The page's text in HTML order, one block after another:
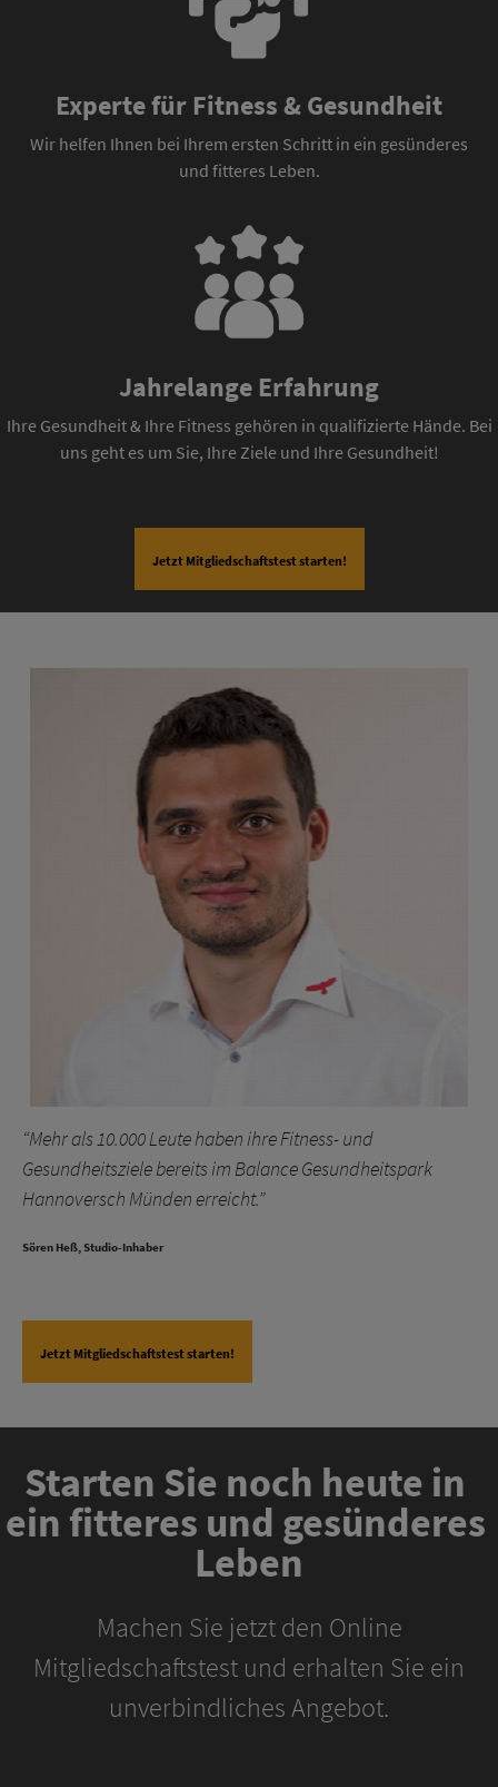
Experte für Fitness & Gesundheit
Wir helfen Ihnen bei Ihrem ersten Schritt in ein gesünderes
und fitteres Leben.
Jahrelange Erfahrung
Ihre Gesundheit & Ihre Fitness gehören in qualifizierte Hände. Bei
uns geht es um Sie, Ihre Ziele und Ihre Gesundheit!
Jetzt Mitgliedschaftstest starten!
“Mehr als 10.000 Leute haben ihre Fitness- und
Gesundheitsziele bereits im Balance Gesundheitspark
Hannoversch Münden erreicht.”
Sören Heß, Studio-Inhaber
Jetzt Mitgliedschaftstest starten!
Starten Sie noch heute in
ein fitteres und gesünderes
Leben
Machen Sie jetzt den Online
Mitgliedschaftstest und erhalten Sie ein
unverbindliches Angebot.